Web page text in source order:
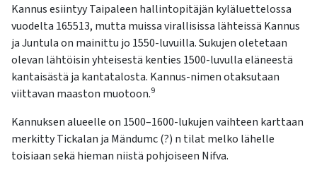
Kannus esiintyy Taipaleen hallintopitäjän kyläluettelossa
vuodelta 165513, mutta muissa virallisissa lähteissä Kannus
ja Juntula on mainittu jo 1550-luvuilla. Sukujen oletetaan
olevan lähtöisin yhteisestä kenties 1500-luvulla eläneestä
kantaisästä ja kantatalosta. Kannus-nimen otaksutaan
viittavan maaston muotoon.9
Kannuksen alueelle on 1500–1600-lukujen vaihteen karttaan
merkitty Tickalan ja Mändumc (?) n tilat melko lähelle
toisiaan sekä hieman niistä pohjoiseen Nifva.